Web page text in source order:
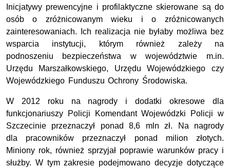
Inicjatywy prewencyjne i profilaktyczne skierowane są do
osób o zróżnicowanym wieku i o zróżnicowanych
zainteresowaniach. Ich realizacja nie byłaby możliwa bez
wsparcia instytucji, którym również zależy na
podnoszeniu bezpieczeństwa w województwie m.in.
Urzędu Marszałkowskiego, Urzędu Wojewódzkiego czy
Wojewódzkiego Funduszu Ochrony Środowiska.
W 2012 roku na nagrody i dodatki okresowe dla
funkcjonariuszy Policji Komendant Wojewódzki Policji w
Szczecinie przeznaczył ponad 8,6 mln zł. Na nagrody
dla pracowników przeznaczył ponad milion złotych.
Miniony rok, również sprzyjał poprawie warunków pracy i
służby. W tym zakresie podejmowano decyzje dotyczące